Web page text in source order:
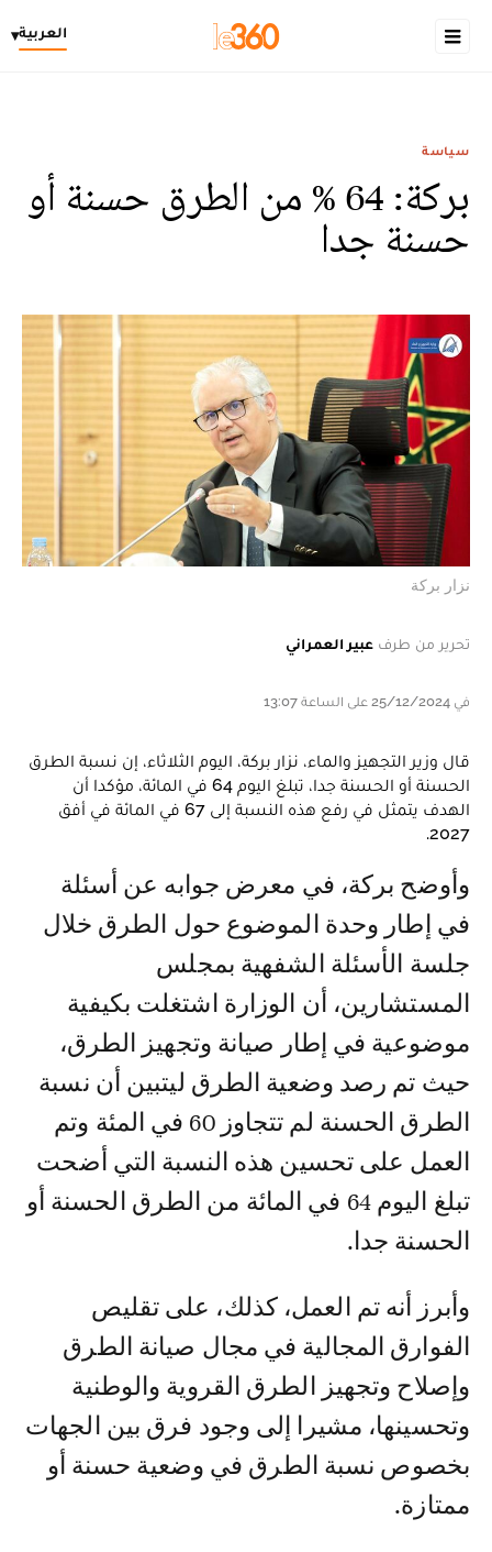
العربية▾
سياسة
بركة: 64 % من الطرق حسنة أو
حسنة جدا
نزار بركة
تحرير من طرف عبير العمراني
في 25/12/2024 على الساعة 13:07
قال وزير التجهيز والماء، نزار بركة، اليوم الثلاثاء، إن نسبة الطرق
الحسنة أو الحسنة جدا، تبلغ اليوم 64 في المائة، مؤكدا أن
الهدف يتمثل في رفع هذه النسبة إلى 67 في المائة في أفق
2027.
وأوضح بركة، في معرض جوابه عن أسئلة
في إطار وحدة الموضوع حول الطرق خلال
جلسة الأسئلة الشفهية بمجلس
المستشارين، أن الوزارة اشتغلت بكيفية
موضوعية في إطار صيانة وتجهيز الطرق،
حيث تم رصد وضعية الطرق ليتبين أن نسبة
الطرق الحسنة لم تتجاوز 60 في المئة وتم
العمل على تحسين هذه النسبة التي أضحت
تبلغ اليوم 64 في المائة من الطرق الحسنة أو
الحسنة جدا.
وأبرز أنه تم العمل، كذلك، على تقليص
الفوارق المجالية في مجال صيانة الطرق
وإصلاح وتجهيز الطرق القروية والوطنية
وتحسينها، مشيرا إلى وجود فرق بين الجهات
بخصوص نسبة الطرق في وضعية حسنة أو
ممتازة.